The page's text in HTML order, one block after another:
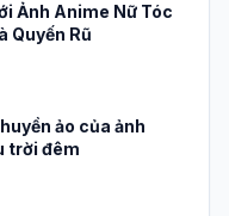
Ảnh Anime Nữ Tóc
Quyến Rũ
ảo của ảnh
trời đêm